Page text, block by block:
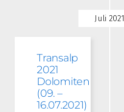
Juli 2021
Transalp
2021
Dolomiten
(09. –
16.07.2021)